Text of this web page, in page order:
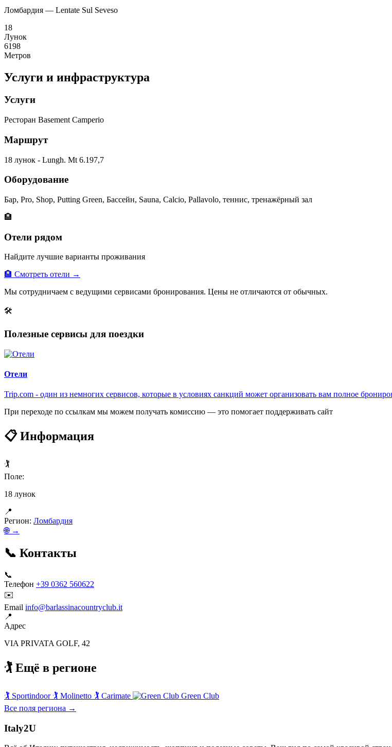
Ломбардия — Lentate Sul Seveso
18
Лунок
6198
Метров
Услуги и инфраструктура
Услуги
Ресторан Basement Camperio
Маршрут
18 лунок - Lungh. Mt 6.197,7
Оборудование
Бар, Pro, Shop, Putting Green, Бассейн, Sauna, Calcio, Pallavolo, теннис, тренажёрный зал
🏨
Отели рядом
Найдите лучшие варианты проживания
🏨 Смотреть отели →
Мы сотрудничаем с ведущими сервисами бронирования. Цены не отличаются от обычных.
🛠
Полезные сервисы для поездки
Отели
Trip.com - один из немногих сервисов, которые в условиях санкций может организовать вам полное
При переходе по ссылкам мы можем получать комиссию — это помогает поддерживать сайт
📋 Информация
🏌️
Поле:
18 лунок
📍
Регион: Ломбардия
🌐 →
📞 Контакты
📞
Телефон +39 0362 560622
✉️
Email info@barlassinacountryclub.it
📍
Адрес
VIA PRIVATA GOLF, 42
🏌️ Ещё в регионе
🏌️ Sportindoor 🏌️ Molinetto 🏌️ Carimate
Green Club
Все поля региона →
Italy2U